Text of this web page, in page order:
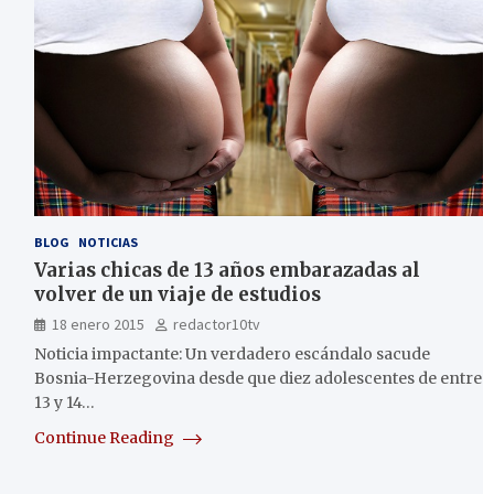
BLOG NOTICIAS
Varias chicas de 13 años embarazadas al
volver de un viaje de estudios
18 enero 2015
redactor10tv
Noticia impactante: Un verdadero escándalo sacude
Bosnia-Herzegovina desde que diez adolescentes de entre
13 y 14…
Continue Reading